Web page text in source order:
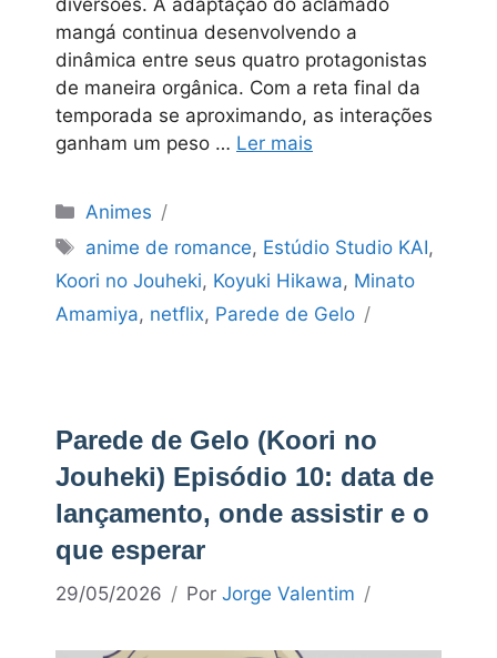
mangá continua desenvolvendo a
dinâmica entre seus quatro protagonistas
de maneira orgânica. Com a reta final da
temporada se aproximando, as interações
ganham um peso … Ler mais
Categorias
Animes
Tags
anime de romance, Estúdio Studio KAI,
Koori no Jouheki, Koyuki Hikawa, Minato
Amamiya, netflix, Parede de Gelo
Parede de Gelo (Koori no
Jouheki) Episódio 10: data de
lançamento, onde assistir e o
que esperar
29/05/2026 Por Jorge Valentim